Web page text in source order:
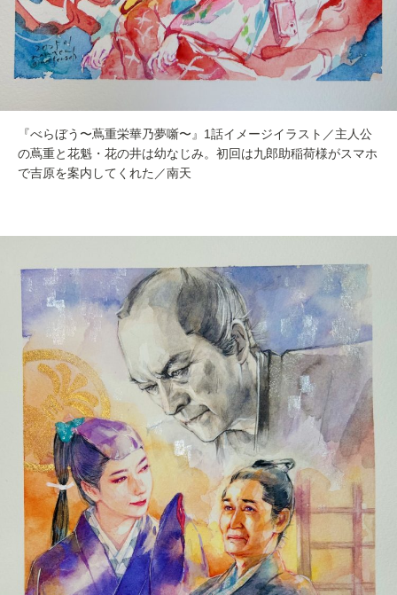
『べらぼう〜蔦重栄華乃夢噺〜』1話イメージイラスト／主人公
の蔦重と花魁・花の井は幼なじみ。初回は九郎助稲荷様がスマホ
で吉原を案内してくれた／南天